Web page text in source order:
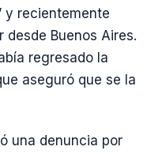
y recientemente
Buenos Aires.
regresado la
aseguró que se la
una denuncia por